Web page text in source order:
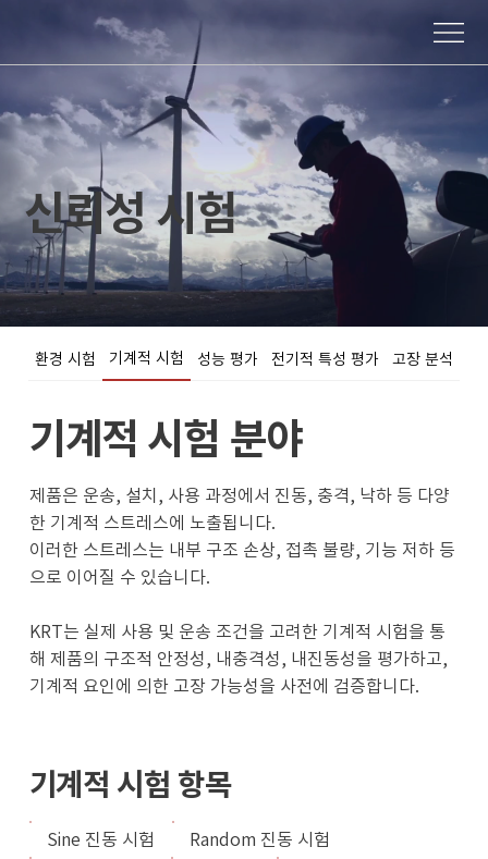
신뢰성 시험
환경 시험 기계적 시험 성능 평가 전기적 특성 평가 고장 분석
기계적 시험 분야
제품은 운송, 설치, 사용 과정에서 진동, 충격, 낙하 등 다양
한 기계적 스트레스에 노출됩니다.
이러한 스트레스는 내부 구조 손상, 접촉 불량, 기능 저하 등
으로 이어질 수 있습니다.
KRT는 실제 사용 및 운송 조건을 고려한 기계적 시험을 통
해 제품의 구조적 안정성, 내충격성, 내진동성을 평가하고,
기계적 요인에 의한 고장 가능성을 사전에 검증합니다.
기계적 시험 항목
Sine 진동 시험
Random 진동 시험